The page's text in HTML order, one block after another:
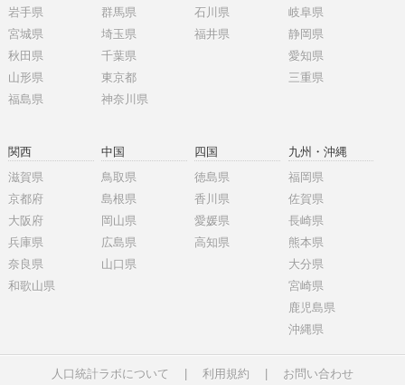
岩手県
宮城県
秋田県
山形県
福島県
群馬県
埼玉県
千葉県
東京都
神奈川県
石川県
福井県
岐阜県
静岡県
愛知県
三重県
関西
滋賀県
京都府
大阪府
兵庫県
奈良県
和歌山県
中国
鳥取県
島根県
岡山県
広島県
山口県
四国
徳島県
香川県
愛媛県
高知県
九州・沖縄
福岡県
佐賀県
長崎県
熊本県
大分県
宮崎県
鹿児島県
沖縄県
人口統計ラボについて 利用規約 お問い合わせ